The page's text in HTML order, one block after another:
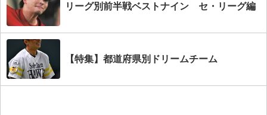
リーグ別前半戦ベストナイン セ・リーグ編
【特集】都道府県別ドリームチーム